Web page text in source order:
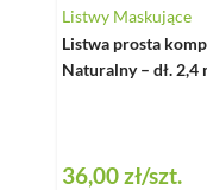
Listwy Maskujące
Listwa prosta
Naturalny – dł. 2,4
36,00 zł/szt.